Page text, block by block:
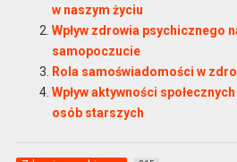
w naszym życiu
Wpływ zdrowia psychicznego
samopoczucie
Rola samoświadomości w
Wpływ aktywności
osób starszych